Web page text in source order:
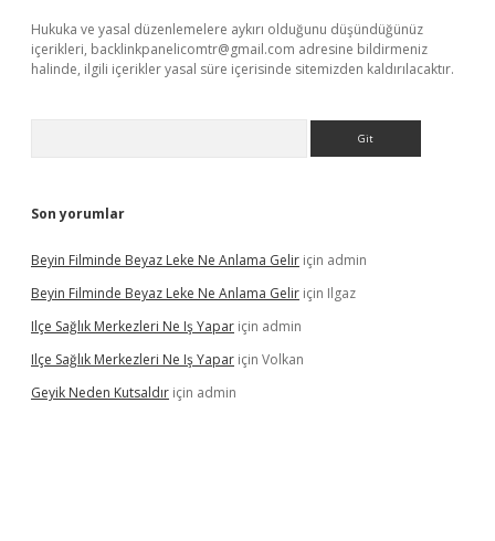
Hukuka ve yasal düzenlemelere aykırı olduğunu düşündüğünüz
içerikleri, backlinkpanelicomtr@gmail.com adresine bildirmeniz
halinde, ilgili içerikler yasal süre içerisinde sitemizden kaldırılacaktır.
Son yorumlar
Beyin Filminde Beyaz Leke Ne Anlama Gelir için admin
Beyin Filminde Beyaz Leke Ne Anlama Gelir için Ilgaz
Ilçe Sağlık Merkezleri Ne Iş Yapar için admin
Ilçe Sağlık Merkezleri Ne Iş Yapar için Volkan
Geyik Neden Kutsaldır için admin